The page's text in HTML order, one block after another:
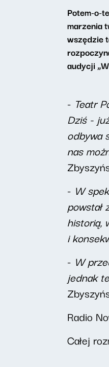
Potem-o-
marzenia
wszędzie
audycji
- Teatr
Dziś -
odbywa
nas
- W
historią,
i
- W
jednak
Radio
Całej